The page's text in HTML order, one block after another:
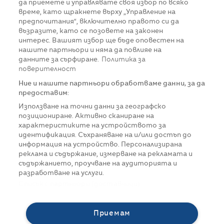
да приемете и управлявате своя избор по всяко
време, като щракнете върху „Управление на
предпочитания“, включително правото си да
възразите, като се позовете на законен
интерес. Вашият избор ще бъде оповестен на
нашите партньори и няма да повлияе на
данните за сърфиране.
Политика за
поверителност
Ние и нашите партньори обработваме данни, за да
предоставим:
Използване на точни данни за географско
позициониране. Активно сканиране на
характеристиките на устройството за
идентификация. Съхраняване на и/или достъп до
информация на устройство. Персонализирана
реклама и съдържание, измерване на рекламата и
съдържанието, проучване на аудиторията и
разработване на услуги.
Приемам